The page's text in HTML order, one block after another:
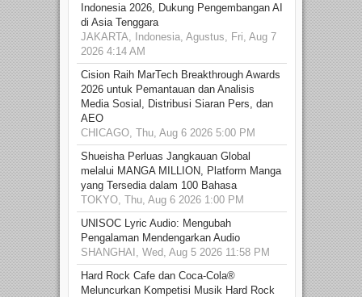
Indonesia 2026, Dukung Pengembangan AI
di Asia Tenggara
JAKARTA, Indonesia, Agustus, Fri, Aug 7
2026 4:14 AM
Cision Raih MarTech Breakthrough Awards
2026 untuk Pemantauan dan Analisis
Media Sosial, Distribusi Siaran Pers, dan
AEO
CHICAGO, Thu, Aug 6 2026 5:00 PM
Shueisha Perluas Jangkauan Global
melalui MANGA MILLION, Platform Manga
yang Tersedia dalam 100 Bahasa
TOKYO, Thu, Aug 6 2026 1:00 PM
UNISOC Lyric Audio: Mengubah
Pengalaman Mendengarkan Audio
SHANGHAI, Wed, Aug 5 2026 11:58 PM
Hard Rock Cafe dan Coca-Cola®
Meluncurkan Kompetisi Musik Hard Rock